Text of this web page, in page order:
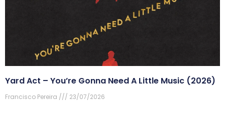
Yard Act – You’re Gonna Need A Little Music (2026)
Francisco Pereira 23/07/2026